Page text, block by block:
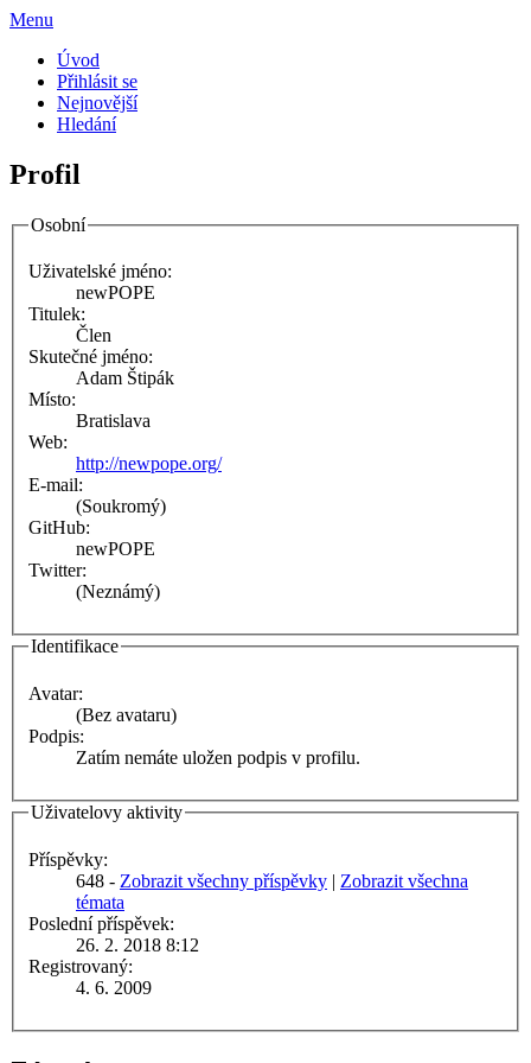
Menu
Úvod
Přihlásit se
Nejnovější
Hledání
Profil
Osobní
Uživatelské jméno:
newPOPE
Titulek:
Člen
Skutečné jméno:
Adam Štipák
Místo:
Bratislava
Web:
http://newpope.org/
E-mail:
(Soukromý)
GitHub:
newPOPE
Twitter:
(Neznámý)
Identifikace
Avatar:
(Bez avataru)
Podpis:
Zatím nemáte uložen podpis v profilu.
Uživatelovy aktivity
Příspěvky:
648 - Zobrazit všechny příspěvky | Zobrazit všechna
témata
Poslední příspěvek:
26. 2. 2018 8:12
Registrovaný:
4. 6. 2009